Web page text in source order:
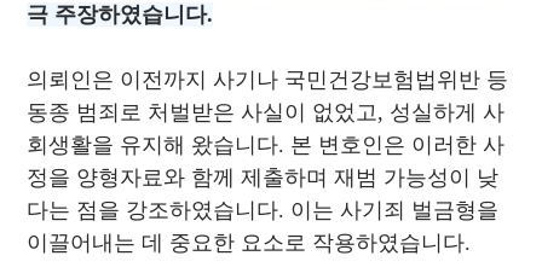
극 주장하였습니다.
의뢰인은 이전까지 사기나 국민건강보험법위반 등
동종 범죄로 처벌받은 사실이 없었고, 성실하게 사
회생활을 유지해 왔습니다. 본 변호인은 이러한 사
정을 양형자료와 함께 제출하며 재범 가능성이 낮
다는 점을 강조하였습니다. 이는 사기죄 벌금형을
이끌어내는 데 중요한 요소로 작용하였습니다.